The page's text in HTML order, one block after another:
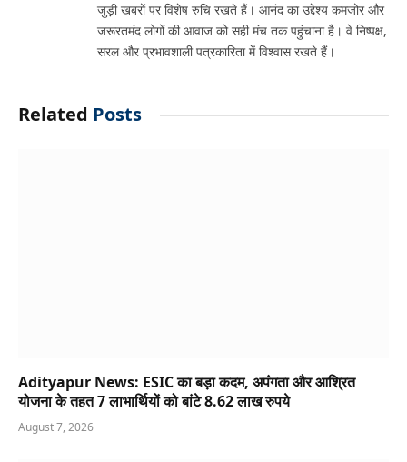
जुड़ी खबरों पर विशेष रुचि रखते हैं। आनंद का उद्देश्य कमजोर और
जरूरतमंद लोगों की आवाज को सही मंच तक पहुंचाना है। वे निष्पक्ष,
सरल और प्रभावशाली पत्रकारिता में विश्वास रखते हैं।
Related Posts
Adityapur News: ESIC का बड़ा कदम, अपंगता और आश्रित
योजना के तहत 7 लाभार्थियों को बांटे 8.62 लाख रुपये
August 7, 2026